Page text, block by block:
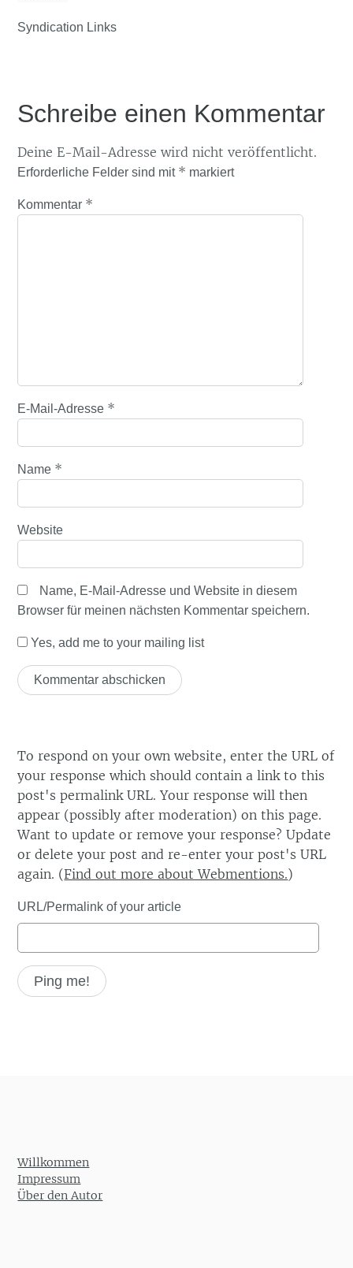
Syndication Links
Schreibe einen Kommentar
Deine E-Mail-Adresse wird nicht veröffentlicht.
Erforderliche Felder sind mit * markiert
Kommentar *
E-Mail-Adresse *
Name *
Website
Name, E-Mail-Adresse und Website in diesem
Browser für meinen nächsten Kommentar speichern.
Yes, add me to your mailing list
To respond on your own website, enter the URL of
your response which should contain a link to this
post's permalink URL. Your response will then
appear (possibly after moderation) on this page.
Want to update or remove your response? Update
or delete your post and re-enter your post's URL
again. (Find out more about Webmentions.)
URL/Permalink of your article
Willkommen
Impressum
Über den Autor